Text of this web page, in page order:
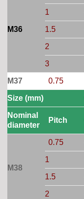
M36
1
1.5
2
3
M37 0.75
Size (mm)
Nominal
diameter
Pitch
M38
0.75
1
1.5
2